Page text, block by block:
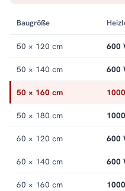
Baugröße
50 × 120 cm 600
50 × 140 cm 600
50 × 160 cm
50 × 180 cm
60 × 120 cm 600
60 × 140 cm 600
60 × 160 cm